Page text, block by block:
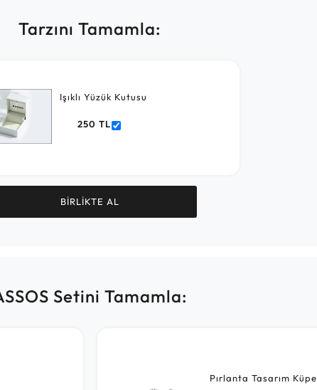
Tarzını Tamamla:
Işıklı Yüzük Kutusu
250 TL
BİRLİKTE AL
Setini Tamamla:
Pırlanta Tasarım Küpe